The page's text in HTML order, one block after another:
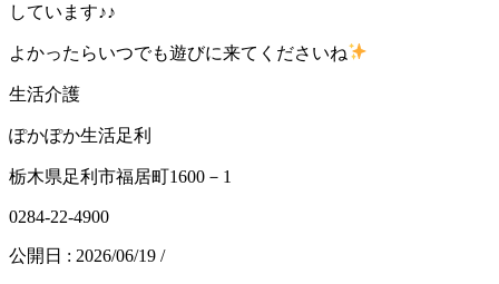
しています♪♪
よかったらいつでも遊びに来てくださいね
生活介護
ぽかぽか生活足利
栃木県足利市福居町1600－1
0284-22-4900
公開日 : 2026/06/19 /